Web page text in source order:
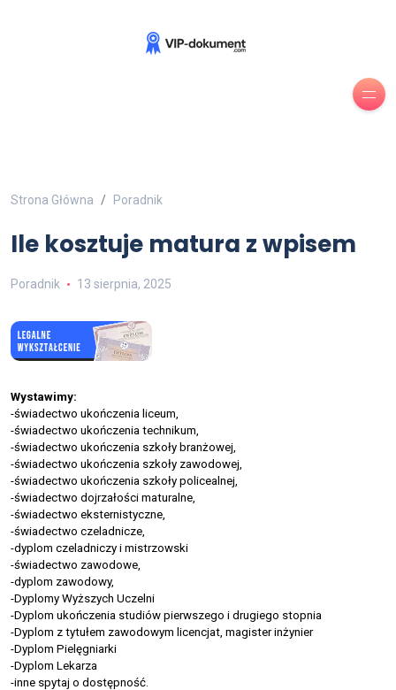
Strona Główna Poradnik
Ile kosztuje matura z wpisem
Poradnik 13 sierpnia, 2025
Wystawimy:
-świadectwo ukończenia liceum,
-świadectwo ukończenia technikum,
-świadectwo ukończenia szkoły branżowej,
-świadectwo ukończenia szkoły zawodowej,
-świadectwo ukończenia szkoły policealnej,
-świadectwo dojrzałości maturalne,
-świadectwo eksternistyczne,
-świadectwo czeladnicze,
-dyplom czeladniczy i mistrzowski
-świadectwo zawodowe,
-dyplom zawodowy,
-Dyplomy Wyższych Uczelni
-Dyplom ukończenia studiów pierwszego i drugiego stopnia
-Dyplom z tytułem zawodowym licencjat, magister inżynier
-Dyplom Pielęgniarki
-Dyplom Lekarza
-inne spytaj o dostępność.